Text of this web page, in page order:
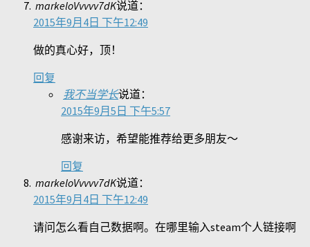
markeloVvvvv7dK说道：
2015年9月4日 下午12:49
做的真心好，顶！
回复
我不当学长说道：
2015年9月5日 下午5:57
感谢来访，希望能推荐给更多朋友～
回复
markeloVvvvv7dK说道：
2015年9月4日 下午12:49
请问怎么看自己数据啊。在哪里输入steam个人链接啊